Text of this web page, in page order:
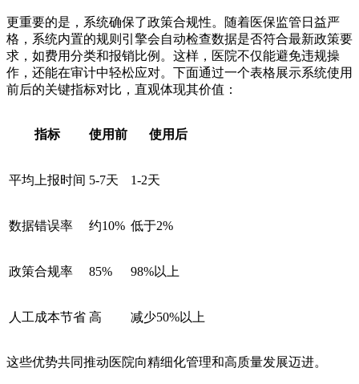
更重要的是，系统确保了政策合规性。随着医保监管日益严
格，系统内置的规则引擎会自动检查数据是否符合最新政策要
求，如费用分类和报销比例。这样，医院不仅能避免违规操
作，还能在审计中轻松应对。下面通过一个表格展示系统使用
前后的关键指标对比，直观体现其价值：
指标 使用前 使用后
平均上报时间 5-7天 1-2天
数据错误率 约10% 低于2%
政策合规率 85% 98%以上
人工成本节省 高 减少50%以上
这些优势共同推动医院向精细化管理和高质量发展迈进。